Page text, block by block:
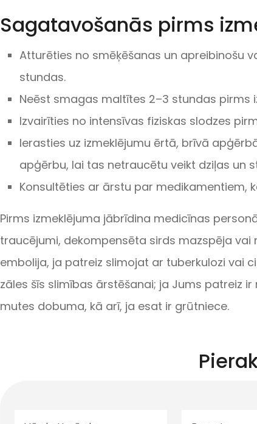
Sagatavošanās pirms
Atturēties no smēķēšanas un apreibinošu
stundas.
Neēst smagas maltītes 2–3 stundas pirms
Izvairīties no intensīvas fiziskas slodzes
Ierasties uz izmeklējumu ērtā, brīvā
apģērbu, lai tas netraucētu veikt dziļas un
Konsultēties ar ārstu par medikamentiem,
​​Pirms izmeklējuma jābrīdina medicīnas
traucējumi, dekompensēta sirds mazspēja vai
embolija, ja patreiz slimojat ar tuberkulozi vai
zāles šīs slimības ārstēšanai; ja Jums patreiz
mutes dobuma, kā arī, ja esat ir grūtniece.